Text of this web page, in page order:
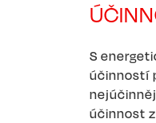
S
účinností
účinnost